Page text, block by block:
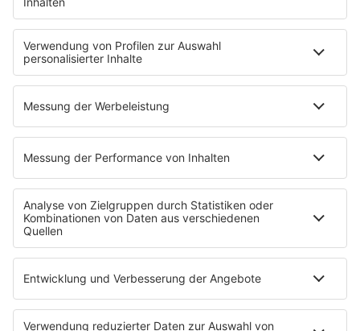
HOME
INFOS
Kontakt
Newsletter
Jobs & Praktika
Pressekontakt
Pressemeldungen
WERBUNG
Mediadaten und Preisliste
Ansprechpartner
RECHTLICHES
Impressum